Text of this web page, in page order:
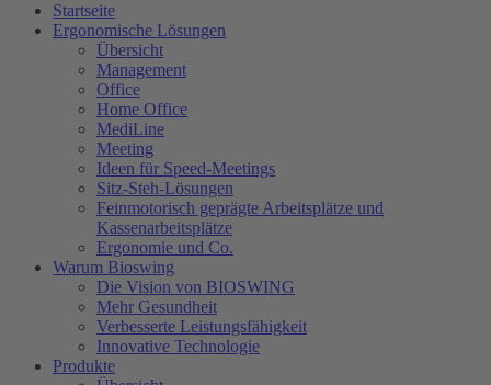
Startseite
Ergonomische Lösungen
Übersicht
Management
Office
Home Office
MediLine
Meeting
Ideen für Speed-Meetings
Sitz-Steh-Lösungen
Feinmotorisch geprägte Arbeitsplätze und
Kassenarbeitsplätze
Ergonomie und Co.
Warum Bioswing
Die Vision von BIOSWING
Mehr Gesundheit
Verbesserte Leistungsfähigkeit
Innovative Technologie
Produkte